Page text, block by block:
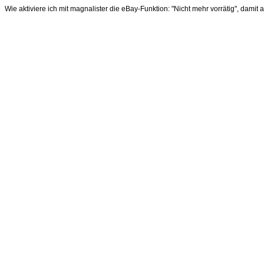
Wie aktiviere ich mit magnalister die eBay-Funktion: "Nicht mehr vorrätig",